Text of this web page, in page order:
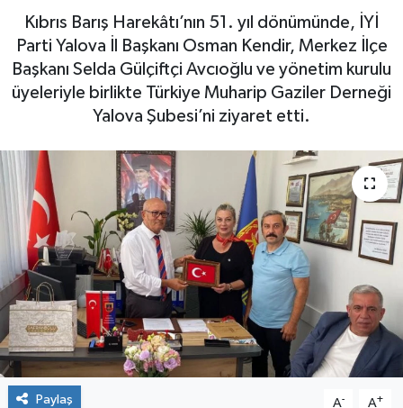
Kıbrıs Barış Harekâtı’nın 51. yıl dönümünde, İYİ
Parti Yalova İl Başkanı Osman Kendir, Merkez İlçe
Başkanı Selda Gülçiftçi Avcıoğlu ve yönetim kurulu
üyeleriyle birlikte Türkiye Muharip Gaziler Derneği
Yalova Şubesi’ni ziyaret etti.
Paylaş A- A+
Yaşam